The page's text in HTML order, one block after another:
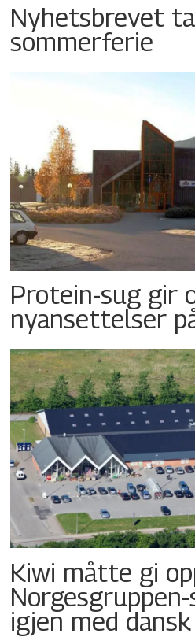
Nyhetsbrevet
sommerferie
Protein-sug gir
nyansettelser
Kiwi måtte gi
igjen med